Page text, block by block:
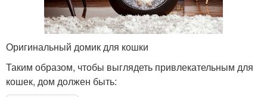
Оригинальный домик для кошки
Таким образом, чтобы выглядеть привлекательным для
кошек, дом должен быть: